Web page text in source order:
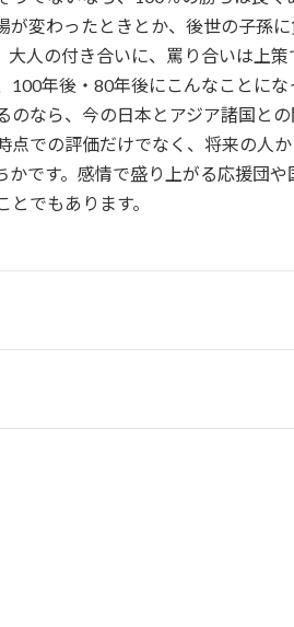
変わったときとか、後世の子孫
人の付き合いに、罵り合いは上策
年後・80年後にこんなことに
なら、今の日本とアジア諸国との
点での評価だけでなく、将来の人
です。感情で盛り上がる応援団
でもあります。